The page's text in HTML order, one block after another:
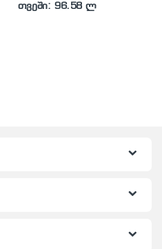
თვეში: 96.58 ლ